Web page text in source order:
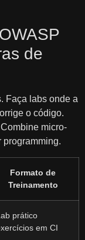
de
Faça labs onde a
o código.
micro-
programming.
Formato de
Treinamento
prático
em CI